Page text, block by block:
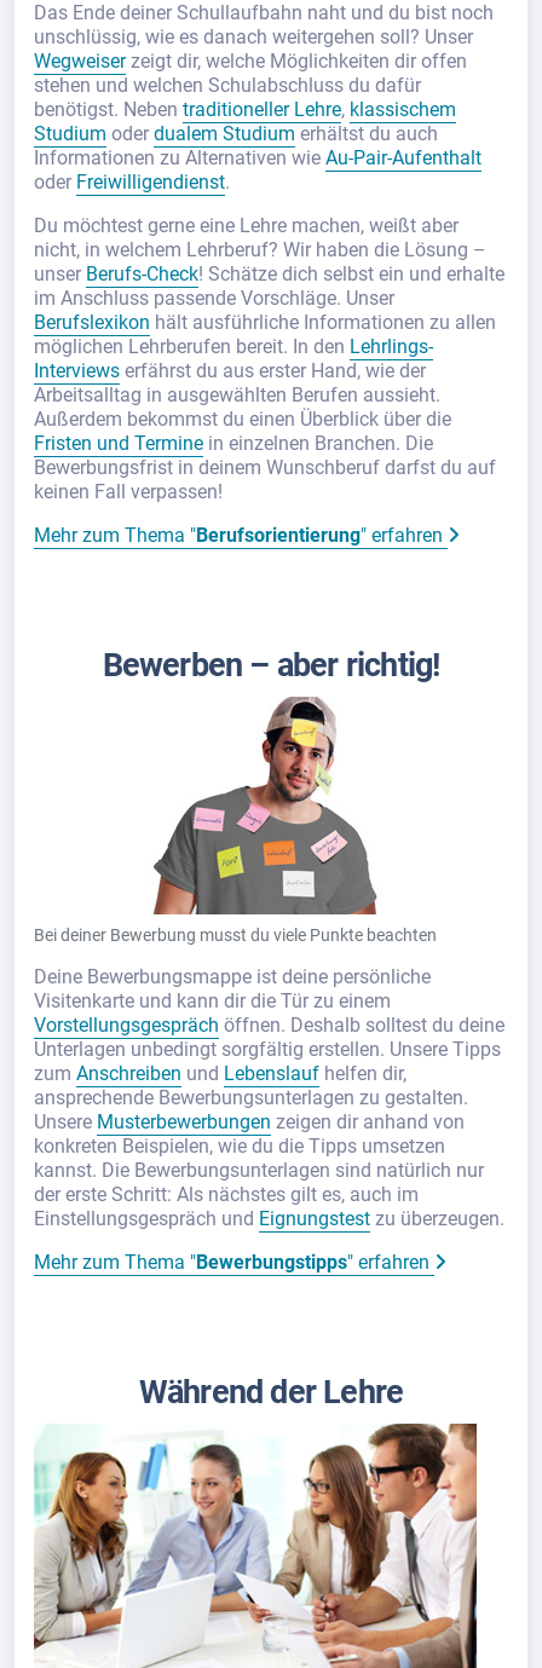
Das Ende deiner Schullaufbahn naht und du bist noch
unschlüssig, wie es danach weitergehen soll? Unser
Wegweiserzeigt dir, welche Möglichkeiten dir offen
stehen und welchen Schulabschluss du dafür
benötigst. Neben traditioneller Lehre, klassischem
Studium oder dualem Studium erhältst du auch
Informationen zu Alternativen wie Au-Pair-Aufenthalt
oder Freiwilligendienst.
Du möchtest gerne eine Lehre machen, weißt aber
nicht, in welchem Lehrberuf? Wir haben die Lösung –
unser Berufs-Check! Schätze dich selbst ein und erhalte
im Anschluss passende Vorschläge. Unser
Berufslexikon hält ausführliche Informationen zu allen
möglichen Lehrberufen bereit. In den Lehrlings-
Interviews erfährst du aus erster Hand, wie der
Arbeitsalltag in ausgewählten Berufen aussieht.
Außerdem bekommst du einen Überblick über die
Fristen und Termine in einzelnen Branchen. Die
Bewerbungsfrist in deinem Wunschberuf darfst du auf
keinen Fall verpassen!
Mehr zum Thema "Berufsorientierung" erfahren
Bewerben – aber richtig!
Bei deiner Bewerbung musst du viele Punkte beachten
Deine Bewerbungsmappe ist deine persönliche
Visitenkarte und kann dir die Tür zu einem
Vorstellungsgespräch öffnen. Deshalb solltest du deine
Unterlagen unbedingt sorgfältig erstellen. Unsere Tipps
zum Anschreiben und Lebenslauf helfen dir,
ansprechende Bewerbungsunterlagen zu gestalten.
Unsere Musterbewerbungen zeigen dir anhand von
konkreten Beispielen, wie du die Tipps umsetzen
kannst. Die Bewerbungsunterlagen sind natürlich nur
der erste Schritt: Als nächstes gilt es, auch im
Einstellungsgespräch und Eignungstest zu überzeugen.
Mehr zum Thema "Bewerbungstipps" erfahren
Während der Lehre